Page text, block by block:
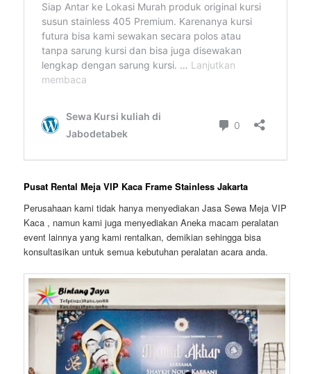
Pusat Rental Meja VIP Kaca Frame Stainless Jakarta
Perusahaan kami tidak hanya menyediakan Jasa Sewa Meja VIP
Kaca , namun kami juga menyediakan Aneka macam peralatan
event lainnya yang kami rentalkan, demikian sehingga bisa
konsultasikan untuk semua kebutuhan peralatan acara anda.